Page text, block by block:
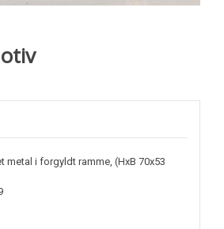
metal i forgyldt ramme, (HxB 70x53